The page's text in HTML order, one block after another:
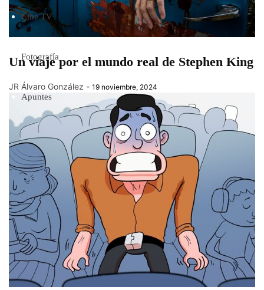
Cine TV
Fotografía
Apuntes
Un viaje por el mundo real de Stephen King
JR Álvaro González - 19 noviembre, 2024